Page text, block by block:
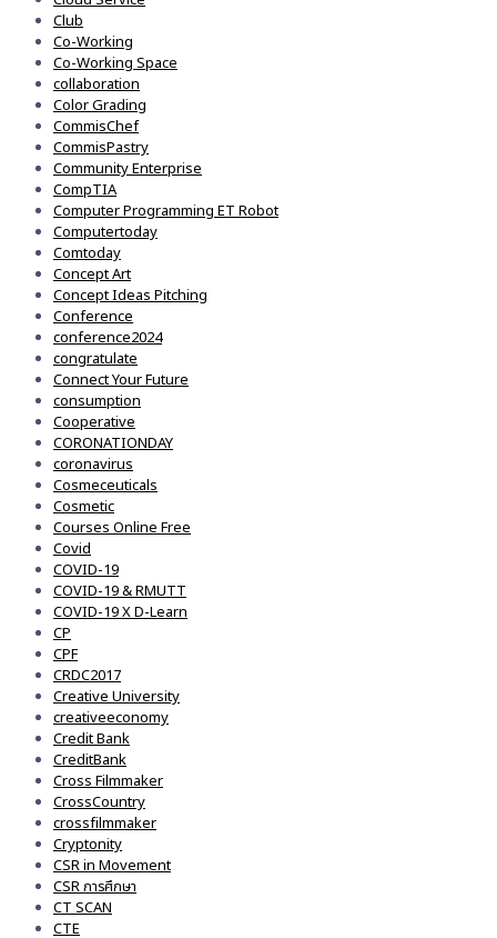
Club
Co-Working
Co-Working Space
collaboration
Color Grading
CommisChef
CommisPastry
Community Enterprise
CompTIA
Computer Programming ET Robot
Computertoday
Comtoday
Concept Art
Concept Ideas Pitching
Conference
conference2024
congratulate
Connect Your Future
consumption
Cooperative
CORONATIONDAY
coronavirus
Cosmeceuticals
Cosmetic
Courses Online Free
Covid
COVID-19
COVID-19 & RMUTT
COVID-19 X D-Learn
CP
CPF
CRDC2017
Creative University
creativeeconomy
Credit Bank
CreditBank
Cross Filmmaker
CrossCountry
crossfilmmaker
Cryptonity
CSR in Movement
CSR การศึกษา
CT SCAN
CTE